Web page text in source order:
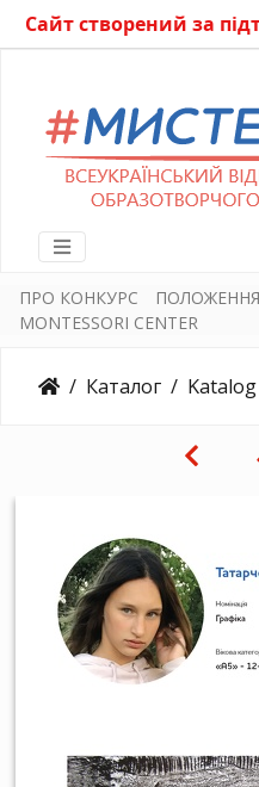
Сайт створений за
ПРО КОНКУРС ПОЛОЖЕННЯ
MONTESSORI CENTER
Каталог